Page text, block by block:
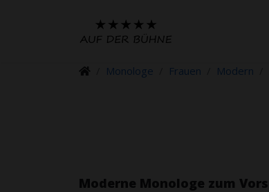
Monologe Frauen Modern
Moderne Monologe zum